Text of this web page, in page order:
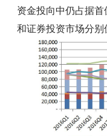
资金投向中仍占据
和证券投资市场分别